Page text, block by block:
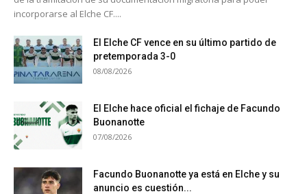
incorporarse al Elche CF....
El Elche CF vence en su último partido de
pretemporada 3-0
08/08/2026
El Elche hace oficial el fichaje de Facundo
Buonanotte
07/08/2026
Facundo Buonanotte ya está en Elche y su
anuncio es cuestión...